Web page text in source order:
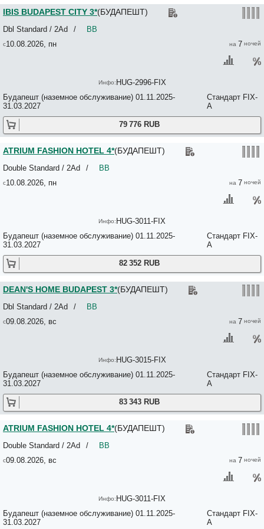
Casa Latina 3*
Casa Nora 2*
CASATI BUDAPEST 3*
Central Avenue Apartments 3*
Central Backpack King 2*
Central Holiday Apartments 4*
Central Market Apartments 3*
CENTROOMS HOUSE 3*
CEU Conference and Residence Center 3*
Charles 3*
Chesscom Hotel 3*
Christina Residence Budapest 3*+
City Apartments Budapest 3*
City Budget Hotel 2*
City Center Apartments 3*
City Center Guesthouse Budapest 3*
City Centre Cosy Apartments 3*
City Comfort Apartments 3*
City Gardens Apartment Hotel 3*
City Hostel Hajdu 44 2*
CITY HOTEL PILVAX 3*
Classic 2*
Club Apartments & Rooms 2*
Club99 Apartments 4*
Colorful Ernesto 3*
Colours Apartments Budapest 4*
Comebackpackers Hostel 3*
Comfort Apartments 3*
Connection Guest House 3*
CONTINENTAL HOTEL BUDAPEST 4*
Corso Apartment Erzsebet 3*
CORVIN 4*
Corvin Center Suites 4*
10.08.2026, пн
Будапешт (наземное обслуживание) 01.11.2025-
31.03.2027
Стандарт FIX-
A
7
IBIS BUDAPEST CITY 3*(БУДАПЕШТ)
/ BB
Dbl Standard / 2Ad
79 776 RUB
HUG-2996-FIX
10.08.2026, пн
Будапешт (наземное обслуживание) 01.11.2025-
31.03.2027
Стандарт FIX-
A
7
ATRIUM FASHION HOTEL 4*(БУДАПЕШТ)
/ BB
Double Standard / 2Ad
82 352 RUB
HUG-3011-FIX
09.08.2026, вс
Будапешт (наземное обслуживание) 01.11.2025-
31.03.2027
Стандарт FIX-
A
7
DEAN'S HOME BUDAPEST 3*(БУДАПЕШТ)
/ BB
Dbl Standard / 2Ad
83 343 RUB
HUG-3015-FIX
09.08.2026, вс
Будапешт (наземное обслуживание) 01.11.2025-
31.03.2027
Стандарт FIX-
A
7
ATRIUM FASHION HOTEL 4*(БУДАПЕШТ)
/ BB
Double Standard / 2Ad
HUG-3011-FIX